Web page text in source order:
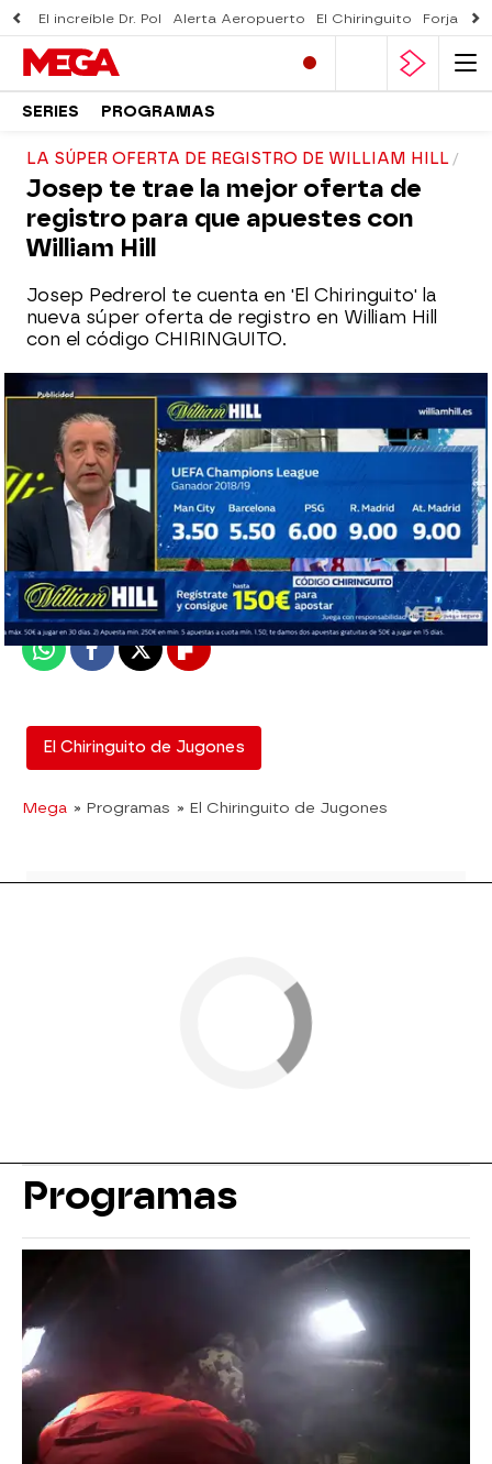
El increíble Dr. Pol Alerta Aeropuerto El Chiringuito Forjado
SERIES PROGRAMAS
LA SÚPER OFERTA DE REGISTRO DE WILLIAM HILL
Josep te trae la mejor oferta de
registro para que apuestes con
William Hill
Josep Pedrerol te cuenta en 'El Chiringuito' la
nueva súper oferta de registro en William Hill
con el código CHIRINGUITO.
mega
Madrid
Publicado: 21 de febrero de 2019, 02:08
WhatsappFacebook
X Flipboard
El Chiringuito de Jugones
Mega » Programas » El Chiringuito de Jugones
Programas